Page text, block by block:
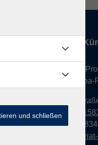
Robert-
Dr. Maria-
und Europa-
Berner
0931
0931
und schließen